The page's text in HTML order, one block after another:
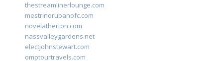
thestreamlinerlounge.com
mestrinorubanofc.com
novelatherton.com
nassvalleygardens.net
electjohnstewart.com
omptourtravels.com